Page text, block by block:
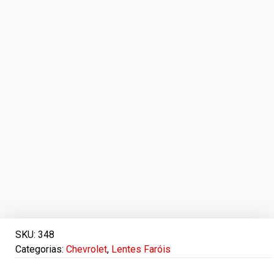
SKU: 348
Categorias: Chevrolet, Lentes Faróis